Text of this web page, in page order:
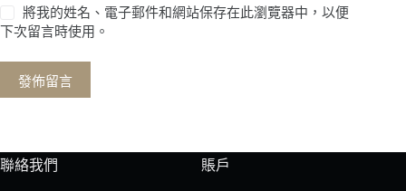
將我的姓名、電子郵件和網站保存在此瀏覽器中，以便
下次留言時使用。
發佈留言
聯絡我們 賬戶